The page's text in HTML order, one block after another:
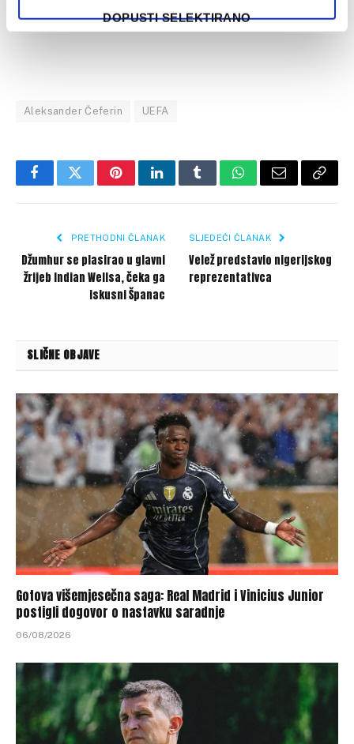
DOPUSTI SELEKTIRANO
Aleksander Čeferin UEFA
FacebookTwitterPinterestLinkedInTumblrWhatsApp
Email Copy
PRETHODNI ČLANAK
Džumhur se plasirao u glavni
žrijeb Indian Wellsa, čeka ga
iskusni Španac
SLJEDEĆI ČLANAK
Velež predstavio nigerijskog
reprezentativca
SLIČNE OBJAVE
Gotova višemjesečna saga: Real Madrid i Vinicius Junior
postigli dogovor o nastavku saradnje
06/08/2026